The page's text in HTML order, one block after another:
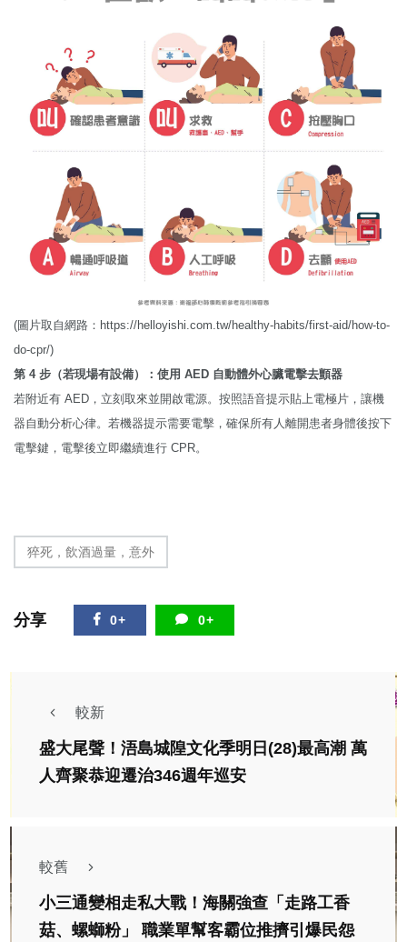
(圖片取自網路：https://helloyishi.com.tw/healthy-habits/first-aid/how-to-
do-cpr/)
第 4 步（若現場有設備）：使用 AED 自動體外心臟電擊去顫器
若附近有 AED，立刻取來並開啟電源。按照語音提示貼上電極片，讓機
器自動分析心律。若機器提示需要電擊，確保所有人離開患者身體後按下
電擊鍵，電擊後立即繼續進行 CPR。
猝死，飲酒過量，意外
分享 0+ 0+
較新
盛大尾聲！浯島城隍文化季明日(28)最高潮 萬
人齊聚恭迎遷治346週年巡安
較舊
小三通變相走私大戰！海關強查「走路工香
菇、螺螄粉」 職業單幫客霸位推擠引爆民怨